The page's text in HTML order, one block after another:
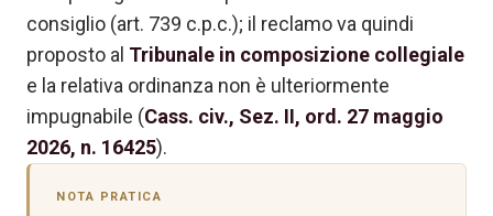
consiglio (art. 739 c.p.c.); il reclamo va quindi
proposto al Tribunale in composizione collegiale
e la relativa ordinanza non è ulteriormente
impugnabile (Cass. civ., Sez. II, ord. 27 maggio
2026, n. 16425).
NOTA PRATICA